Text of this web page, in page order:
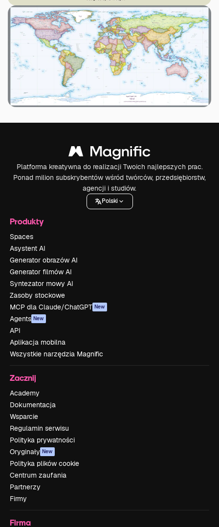
Platforma kreatywna do realizacji Twoich najlepszych prac.
Ponad milion subskrybentów wśród twórców, przedsiębiorstw,
agencji i studiów.
Polski
Produkty
Spaces
Asystent AI
Generator obrazów AI
Generator filmów AI
Syntezator mowy AI
Zasoby stockowe
MCP dla Claude/ChatGPT New
Agents New
API
Aplikacja mobilna
Wszystkie narzędzia Magnific
Zacznij
Academy
Dokumentacja
Wsparcie
Regulamin serwisu
Polityka prywatności
Oryginały New
Polityka plików cookie
Centrum zaufania
Partnerzy
Firmy
Firma